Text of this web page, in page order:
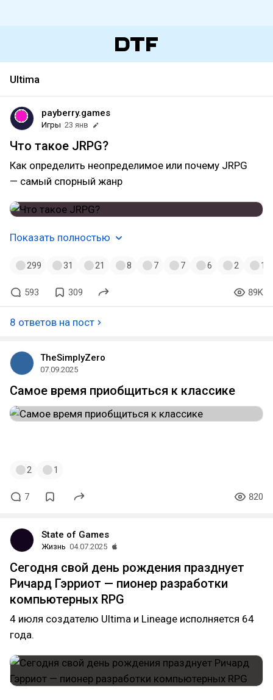
Ultima
payberry.games
Игры 23 янв
Что такое JRPG?
Как определить неопределимое или почему JRPG
— самый спорный жанр
Показать полностью
299 31 21 8 7 7 6 2 1
593 309 89K
8 ответов на пост
TheSimplyZero
07.09.2025
Самое время приобщиться к классике
2 1
7 820
State of Games
Жизнь 04.07.2025
Сегодня свой день рождения празднует
Ричард Гэрриот — пионер разработки
компьютерных RPG
4 июля создателю Ultima и Lineage исполняется 64
года.